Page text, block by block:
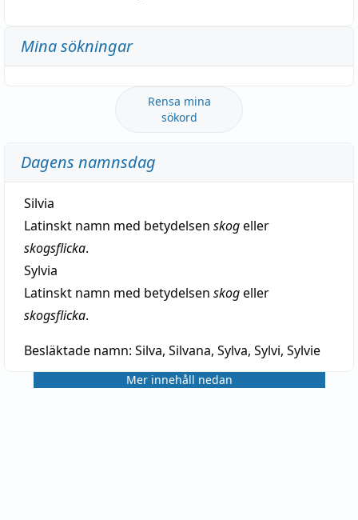
Mina sökningar
Rensa mina
sökord
Dagens namnsdag
Silvia
Latinskt namn med betydelsen skogeller
skogsflicka.
Sylvia
Latinskt namn med betydelsen skogeller
skogsflicka.
Besläktade namn: Silva, Silvana, Sylva, Sylvi, Sylvie
Mer innehåll nedan